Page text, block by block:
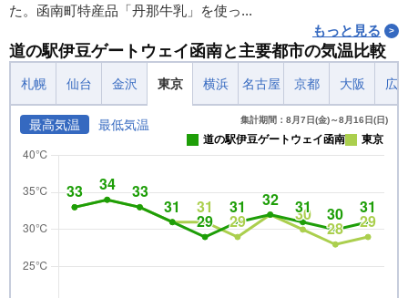
た。函南町特産品「丹那牛乳」を使っ...
もっと見る
道の駅伊豆ゲートウェイ函南と主要都市の気温比較
札幌 仙台 金沢 東京 横浜 名古屋 京都 大阪 広
最高気温 最低気温 集計期間：8月7日(金)～8月16日(日)
道の駅伊豆ゲートウェイ函南 東京